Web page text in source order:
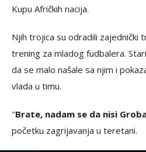
Kupu Afričkih nacija.
Njih trojica su odradili zajednički
trening za mladog fudbalera.
da se malo našale sa njim i
vlada u timu.
"Brate, nadam se da nisi
početku zagrijavanja u teretani.